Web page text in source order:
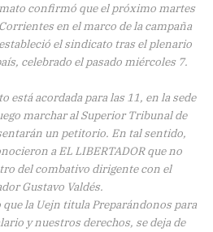
confirmó que el próximo martes
en el marco de la campaña
el sindicato tras el plenario
celebrado el pasado miércoles 7.
está acordada para las 11, en la sede
marchar al Superior Tribunal de
un petitorio. En tal sentido,
a EL LIBERTADOR que no
del combativo dirigente con el
Gustavo Valdés.
la Uejn titula Preparándonos para
y nuestros derechos, se deja de